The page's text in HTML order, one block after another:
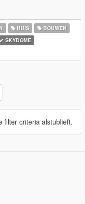
HUIS
BOUWEN
SKYDOME
filter criteria alstublieft.